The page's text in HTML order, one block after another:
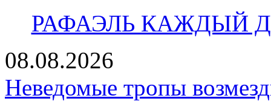
РАФАЭЛЬ КАЖДЫЙ
08.08.2026
Неведомые тропы